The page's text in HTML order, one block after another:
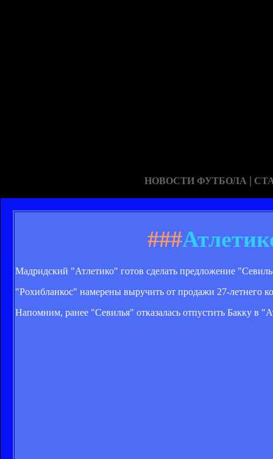
НОВОСТИ ФУТБОЛА |
###
Мадридский "Атлетико" готов сделать предложение
"Рохибланкос" намерены выручить от продажи 27-летнего
Напомним, ранее "Севилья" отказалась отпустить Бакку в